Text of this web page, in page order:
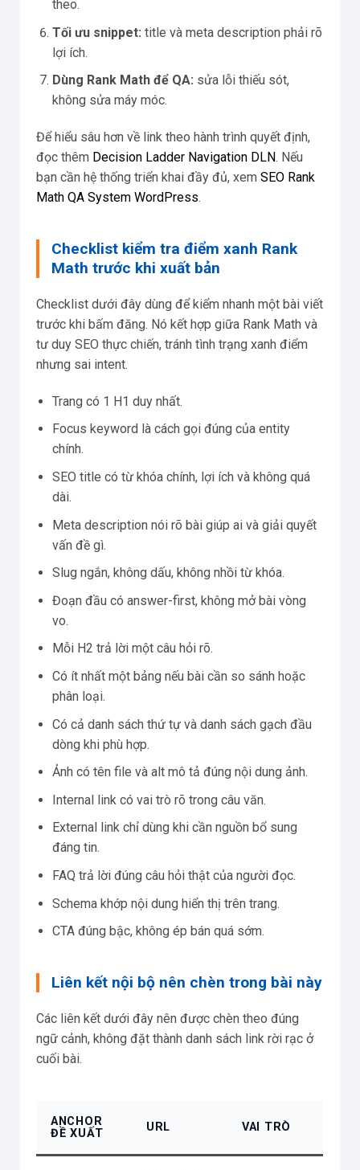
theo.
Tối ưu snippet: title và meta description phải rõ
lợi ích.
Dùng Rank Math để QA: sửa lỗi thiếu sót,
không sửa máy móc.
Để hiểu sâu hơn về link theo hành trình quyết định,
đọc thêm Decision Ladder Navigation DLN. Nếu
bạn cần hệ thống triển khai đầy đủ, xem SEO Rank
Math QA System WordPress.
Checklist kiểm tra điểm xanh Rank
Math trước khi xuất bản
Checklist dưới đây dùng để kiểm nhanh một bài viết
trước khi bấm đăng. Nó kết hợp giữa Rank Math và
tư duy SEO thực chiến, tránh tình trạng xanh điểm
nhưng sai intent.
Trang có 1 H1 duy nhất.
Focus keyword là cách gọi đúng của entity
chính.
SEO title có từ khóa chính, lợi ích và không quá
dài.
Meta description nói rõ bài giúp ai và giải quyết
vấn đề gì.
Slug ngắn, không dấu, không nhồi từ khóa.
Đoạn đầu có answer-first, không mở bài vòng
vo.
Mỗi H2 trả lời một câu hỏi rõ.
Có ít nhất một bảng nếu bài cần so sánh hoặc
phân loại.
Có cả danh sách thứ tự và danh sách gạch đầu
dòng khi phù hợp.
Ảnh có tên file và alt mô tả đúng nội dung ảnh.
Internal link có vai trò rõ trong câu văn.
External link chỉ dùng khi cần nguồn bổ sung
đáng tin.
FAQ trả lời đúng câu hỏi thật của người đọc.
Schema khớp nội dung hiển thị trên trang.
CTA đúng bậc, không ép bán quá sớm.
Liên kết nội bộ nên chèn trong bài này
Các liên kết dưới đây nên được chèn theo đúng
ngữ cảnh, không đặt thành danh sách link rời rạc ở
cuối bài.
ANCHOR
ĐỀ XUẤT
URL VAI TRÒ